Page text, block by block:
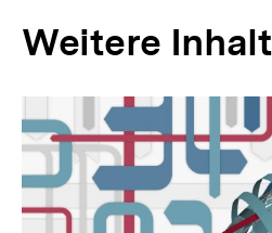
Weitere
Inhaltskarousell
für
weitere
Inhalte
Inhaltskarussell
überspringen